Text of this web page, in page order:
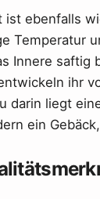
ist ebenfalls
Temperatur
Innere saftig
ihr
darin liegt
ein